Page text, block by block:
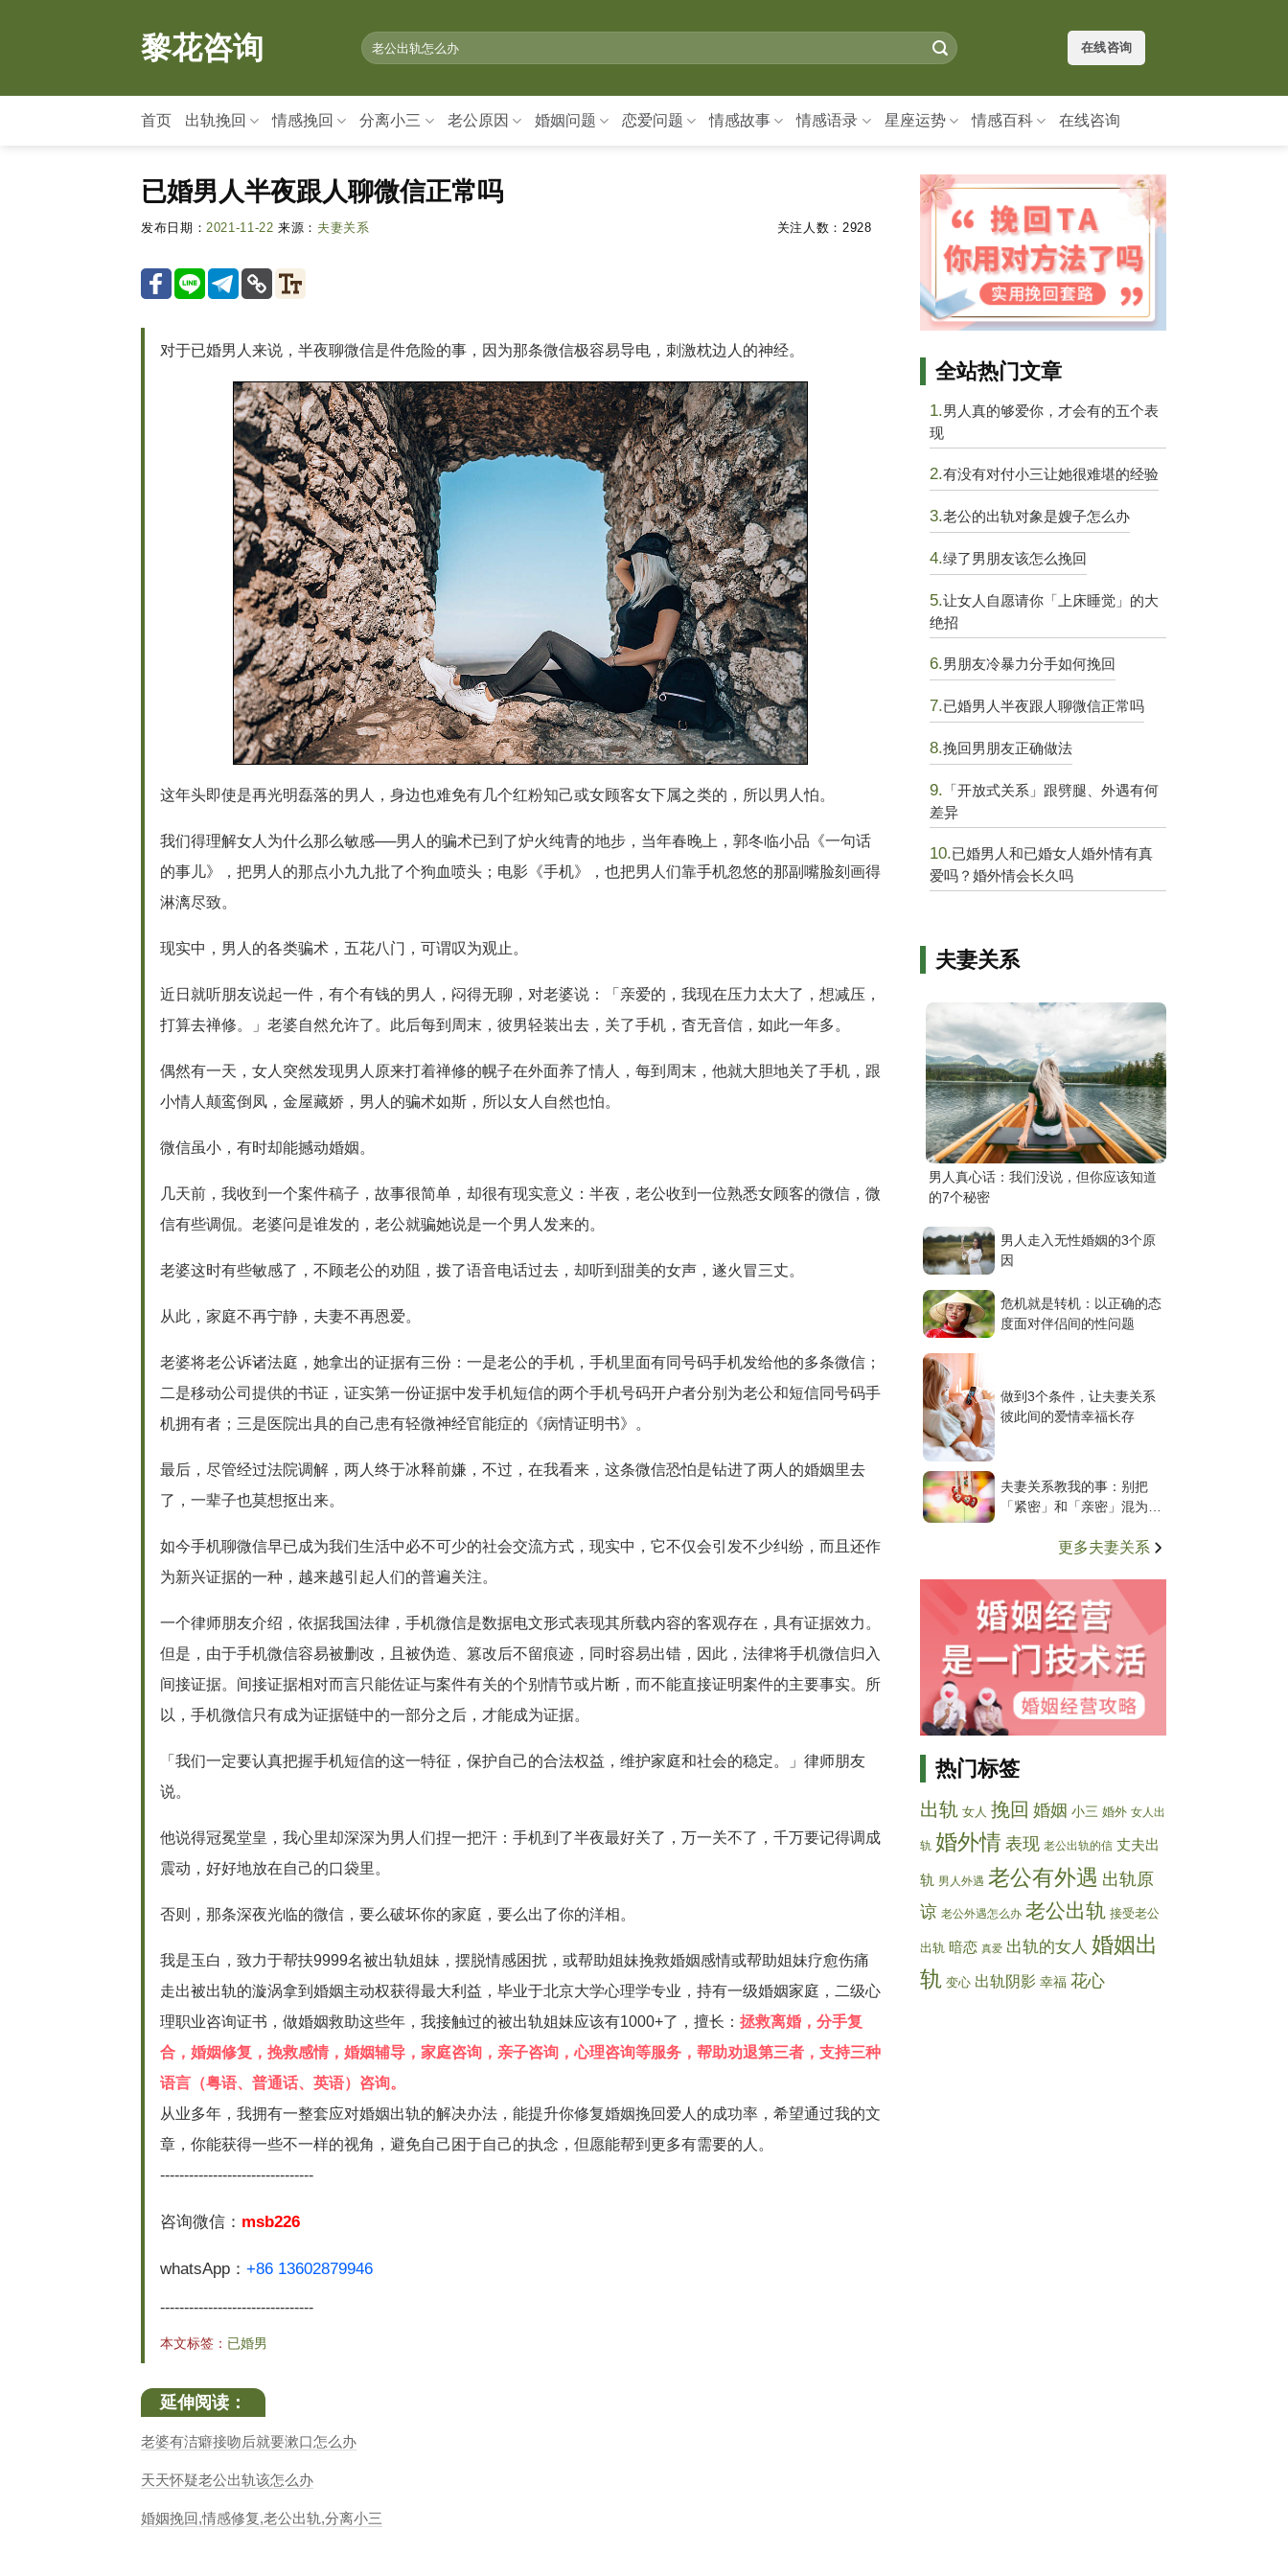
黎花咨询 在线咨询
首页 出轨挽回 情感挽回 分离小三 老公原因 婚姻问题 恋爱问题 情感故事 情感语录 星座运势 情感百科 在线咨询
已婚男人半夜跟人聊微信正常吗
发布日期： 2021-11-22 来源： 夫妻关系 关注人数： 2928
对于已婚男人来说，半夜聊微信是件危险的事，因为那条微信极容易导电，刺激枕边人的神经。
这年头即使是再光明磊落的男人，身边也难免有几个红粉知己或女顾客女下属之类的，所以男人怕。
我们得理解女人为什么那么敏感──男人的骗术已到了炉火纯青的地步，当年春晚上，郭冬临小品《一句话
的事儿》，把男人的那点小九九批了个狗血喷头；电影《手机》，也把男人们靠手机忽悠的那副嘴脸刻画得
淋漓尽致。
现实中，男人的各类骗术，五花八门，可谓叹为观止。
近日就听朋友说起一件，有个有钱的男人，闷得无聊，对老婆说：「亲爱的，我现在压力太大了，想减压，
打算去禅修。」老婆自然允许了。此后每到周末，彼男轻装出去，关了手机，杳无音信，如此一年多。
偶然有一天，女人突然发现男人原来打着禅修的幌子在外面养了情人，每到周末，他就大胆地关了手机，跟
小情人颠鸾倒凤，金屋藏娇，男人的骗术如斯，所以女人自然也怕。
微信虽小，有时却能撼动婚姻。
几天前，我收到一个案件稿子，故事很简单，却很有现实意义：半夜，老公收到一位熟悉女顾客的微信，微
信有些调侃。老婆问是谁发的，老公就骗她说是一个男人发来的。
老婆这时有些敏感了，不顾老公的劝阻，拨了语音电话过去，却听到甜美的女声，遂火冒三丈。
从此，家庭不再宁静，夫妻不再恩爱。
老婆将老公诉诸法庭，她拿出的证据有三份：一是老公的手机，手机里面有同号码手机发给他的多条微信；
二是移动公司提供的书证，证实第一份证据中发手机短信的两个手机号码开户者分别为老公和短信同号码手
机拥有者；三是医院出具的自己患有轻微神经官能症的《病情证明书》。
最后，尽管经过法院调解，两人终于冰释前嫌，不过，在我看来，这条微信恐怕是钻进了两人的婚姻里去
了，一辈子也莫想抠出来。
如今手机聊微信早已成为我们生活中必不可少的社会交流方式，现实中，它不仅会引发不少纠纷，而且还作
为新兴证据的一种，越来越引起人们的普遍关注。
一个律师朋友介绍，依据我国法律，手机微信是数据电文形式表现其所载内容的客观存在，具有证据效力。
但是，由于手机微信容易被删改，且被伪造、篡改后不留痕迹，同时容易出错，因此，法律将手机微信归入
间接证据。间接证据相对而言只能佐证与案件有关的个别情节或片断，而不能直接证明案件的主要事实。所
以，手机微信只有成为证据链中的一部分之后，才能成为证据。
「我们一定要认真把握手机短信的这一特征，保护自己的合法权益，维护家庭和社会的稳定。」律师朋友
说。
他说得冠冕堂皇，我心里却深深为男人们捏一把汗：手机到了半夜最好关了，万一关不了，千万要记得调成
震动，好好地放在自己的口袋里。
否则，那条深夜光临的微信，要么破坏你的家庭，要么出了你的洋相。
我是玉白，致力于帮扶9999名被出轨姐妹，摆脱情感困扰，或帮助姐妹挽救婚姻感情或帮助姐妹疗愈伤痛
走出被出轨的漩涡拿到婚姻主动权获得最大利益，毕业于北京大学心理学专业，持有一级婚姻家庭，二级心
理职业咨询证书，做婚姻救助这些年，我接触过的被出轨姐妹应该有1000+了，擅长： 拯救离婚，分手复
合，婚姻修复，挽救感情，婚姻辅导，家庭咨询，亲子咨询，心理咨询等服务，帮助劝退第三者，支持三种
语言（粤语、普通话、英语）咨询。
从业多年，我拥有一整套应对婚姻出轨的解决办法，能提升你修复婚姻挽回爱人的成功率，希望通过我的文
章，你能获得一些不一样的视角，避免自己困于自己的执念，但愿能帮到更多有需要的人。
--------------------------------
咨询微信： msb226
whatsApp： +86 13602879946
--------------------------------
本文标签： 已婚男
延伸阅读：
老婆有洁癖接吻后就要漱口怎么办
天天怀疑老公出轨该怎么办
婚姻挽回,情感修复,老公出轨,分离小三
全站热门文章
1.男人真的够爱你，才会有的五个表
现
2.有没有对付小三让她很难堪的经验
3.老公的出轨对象是嫂子怎么办
4.绿了男朋友该怎么挽回
5.让女人自愿请你「上床睡觉」的大
绝招
6.男朋友冷暴力分手如何挽回
7.已婚男人半夜跟人聊微信正常吗
8.挽回男朋友正确做法
9. 「开放式关系」跟劈腿、外遇有何
差异
10.已婚男人和已婚女人婚外情有真
爱吗？婚外情会长久吗
夫妻关系
男人真心话：我们没说，但你应该知道
的7个秘密
男人走入无性婚姻的3个原
因
危机就是转机：以正确的态
度面对伴侣间的性问题
做到3个条件，让夫妻关系
彼此间的爱情幸福长存
夫妻关系教我的事：别把
「紧密」和「亲密」混为一
更多夫妻关系
热门标签
出轨 女人 挽回 婚姻 小三 婚外 女人出
轨 婚外情 表现 老公出轨的信 丈夫出
轨 男人外遇 老公有外遇 出轨原
谅 老公外遇怎么办 老公出轨 接受老公
出轨 暗恋 真爱 出轨的女人 婚姻出
轨 变心 出轨阴影 幸福 花心